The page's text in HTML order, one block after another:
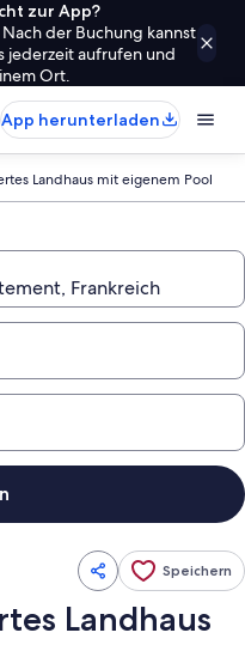
zur App?
der Buchung kannst
jederzeit aufrufen und
Ort.
App herunterladen
Landhaus mit eigenem Pool
Speichern
Landhaus